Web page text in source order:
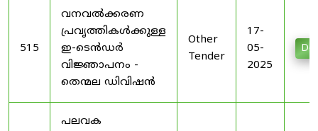
515
വനവൽക്കരണ
പ്രവൃത്തികൾക്കുള്ള
ഇ-ടെൻഡർ
വിജ്ഞാപനം -
തെന്മല ഡിവിഷൻ
Other
Tender
17-
05-
2025
പലവക